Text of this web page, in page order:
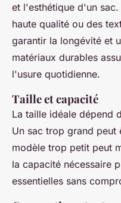
et l'esthétique d'un
haute qualité ou des
garantir la longévité et
matériaux durables
l'usure quotidienne.
Taille et capacité
La taille idéale dépend
Un sac trop grand peut
modèle trop petit peut
la capacité nécessaire
essentielles sans